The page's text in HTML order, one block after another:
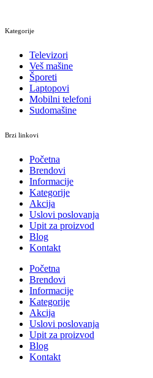
Kategorije
Televizori
Veš mašine
Šporeti
Laptopovi
Mobilni telefoni
Sudomašine
Brzi linkovi
Početna
Brendovi
Informacije
Kategorije
Akcija
Uslovi poslovanja
Upit za proizvod
Blog
Kontakt
Početna
Brendovi
Informacije
Kategorije
Akcija
Uslovi poslovanja
Upit za proizvod
Blog
Kontakt